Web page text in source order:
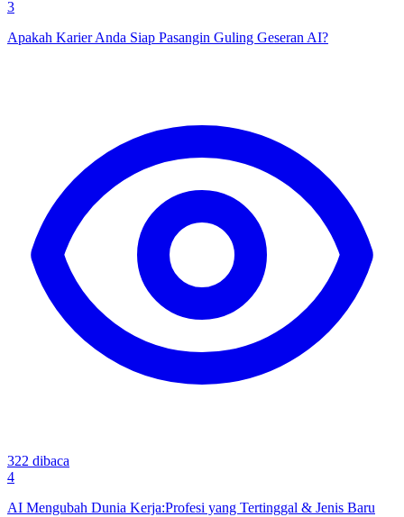
3
Apakah Karier Anda Siap Pasangin Guling Geseran AI?
322 dibaca
4
AI Mengubah Dunia Kerja:Profesi yang Tertinggal & Jenis Baru